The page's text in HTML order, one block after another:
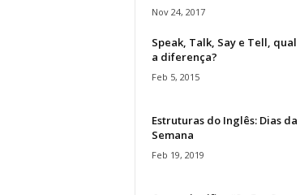
Nov 24, 2017
Speak, Talk, Say e Tell, qual
a diferença?
Feb 5, 2015
Estruturas do Inglês: Dias da
Semana
Feb 19, 2019